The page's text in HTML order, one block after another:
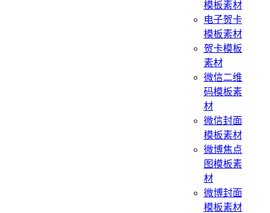
模板素材
电子贺卡
模板素材
贺卡模板
素材
微信二维
码模板素
材
微信封面
模板素材
微博焦点
图模板素
材
微博封面
模板素材